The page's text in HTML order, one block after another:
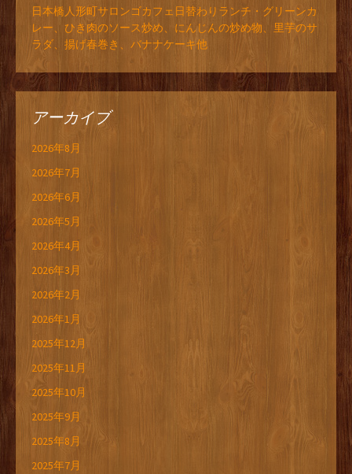
日本橋人形町サロンゴカフェ日替わりランチ・グリーンカ
レー、ひき肉のソース炒め、にんじんの炒め物、里芋のサ
ラダ、揚げ春巻き、バナナケーキ他
アーカイブ
2026年8月
2026年7月
2026年6月
2026年5月
2026年4月
2026年3月
2026年2月
2026年1月
2025年12月
2025年11月
2025年10月
2025年9月
2025年8月
2025年7月